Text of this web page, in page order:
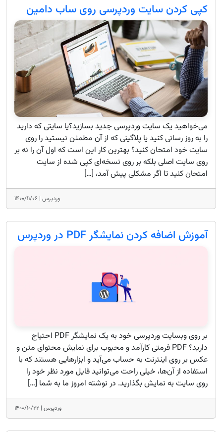
کپی کردن سایت وردپرسی روی ساب دامین
می‌خواهید یک سایت وردپرسی جدید بسازید؟یا سایتی که دارید
را به روز رسانی کنید یا پلاگینی که از آن مطمئن نیستید را روی
سایت خود امتحان کنید؟ بهترین کار این است که اول آن را نه بر
روی سایت اصلی بلکه بر روی نسخه‌ای کپی شده از سایت
امتحان کنید تا اگر مشکلی پیش آمد، […]
وردپرس | ۱۴۰۰/۱۱/۰۶
آموزش اضافه کردن نمایشگر PDF در وردپرس
بر روی وبسایت وردپرسی خود به یک نمایشگر PDF احتیاج
دارید؟ PDF فرمتی کارآمد و محبوب برای نمایش محتوای متن و
عکس بر روی اینترنت به حساب می‌آید و ابزارهایی هستند که با
استفاده از آن‌ها، خیلی راحت می‌توانید فایل مورد نظر خود را
روی سایت به نمایش بگذارید. در نوشته امروز ما به شما […]
وردپرس | ۱۴۰۰/۱۰/۲۲